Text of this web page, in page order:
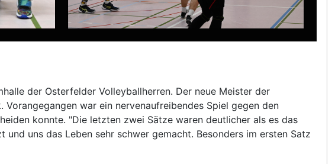
der Osterfelder Volleyballherren. Der neue Meister der
war ein nervenaufreibendes Spiel gegen den
konnte. "Die letzten zwei Sätze waren deutlicher als es das
uns das Leben sehr schwer gemacht. Besonders im ersten Satz